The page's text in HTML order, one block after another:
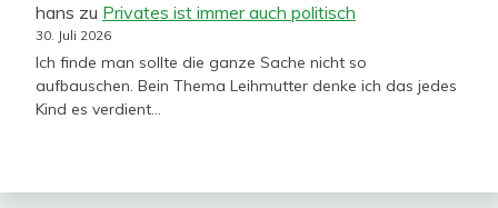
hans zu Privates ist immer auch politisch
30. Juli 2026
Ich finde man sollte die ganze Sache nicht so
aufbauschen. Bein Thema Leihmutter denke ich das jedes
Kind es verdient…